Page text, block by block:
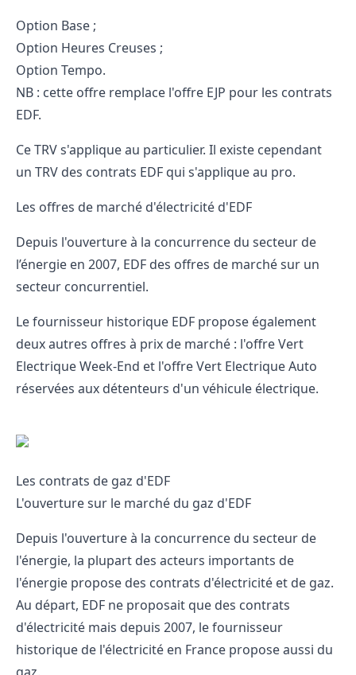
Option Base ;
Option Heures Creuses ;
Option Tempo.
NB : cette offre remplace l'offre EJP pour les contrats
EDF.
Ce TRV s'applique au particulier. Il existe cependant
un TRV des contrats EDF qui s'applique au pro.
Les offres de marché d'électricité d'EDF
Depuis l'ouverture à la concurrence du secteur de
l’énergie en 2007, EDF des offres de marché sur un
secteur concurrentiel.
Le fournisseur historique EDF propose également
deux autres offres à prix de marché : l'offre Vert
Electrique Week-End et l'offre Vert Electrique Auto
réservées aux détenteurs d'un véhicule électrique.
Les contrats de gaz d'EDF
L'ouverture sur le marché du gaz d'EDF
Depuis l'ouverture à la concurrence du secteur de
l'énergie, la plupart des acteurs importants de
l'énergie propose des contrats d'électricité et de gaz.
Au départ, EDF ne proposait que des contrats
d'électricité mais depuis 2007, le fournisseur
historique de l'électricité en France propose aussi du